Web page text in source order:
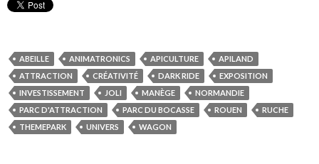
ABEILLE ANIMATRONICS APICULTURE
APILAND
ATTRACTION
CRÉATIVITÉ DARK RIDE
EXPOSITION
INVESTISSEMENT
JOLI MANÈGE
NORMANDIE
PARC D'ATTRACTION
PARC DU BOCASSE ROUEN
RUCHE
THEMEPARK
UNIVERS WAGON